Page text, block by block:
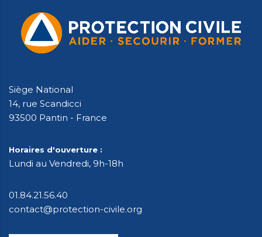
Siège National
14, rue Scandicci
93500 Pantin - France
Horaires d'ouverture :
Lundi au Vendredi, 9h-18h
01.84.21.56.40
contact@protection-civile.org